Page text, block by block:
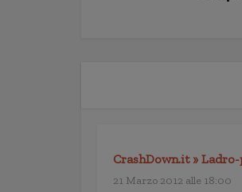
CrashDown.it »
21 Marzo 2012 alle 18:00